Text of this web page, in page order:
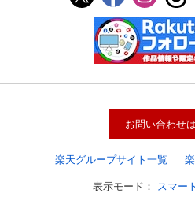
お問い合わせ
楽天グループサイト一覧
表示モード： スマー